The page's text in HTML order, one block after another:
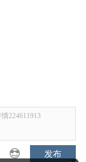
224611913
发布